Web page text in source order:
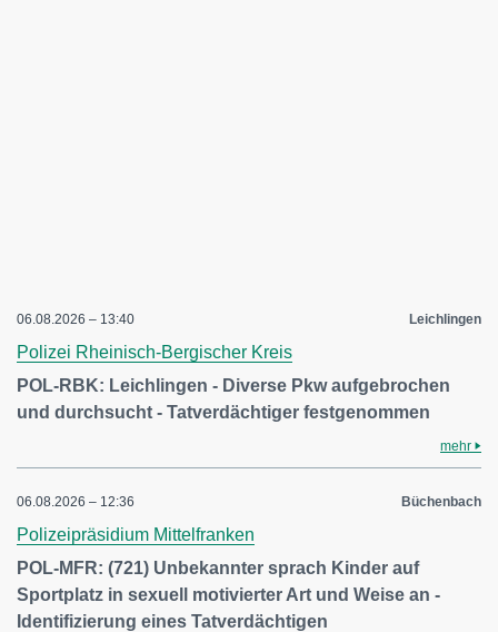
06.08.2026 – 13:40 Leichlingen
Polizei Rheinisch-Bergischer Kreis
POL-RBK: Leichlingen - Diverse Pkw aufgebrochen
und durchsucht - Tatverdächtiger festgenommen
mehr
06.08.2026 – 12:36 Büchenbach
Polizeipräsidium Mittelfranken
POL-MFR: (721) Unbekannter sprach Kinder auf
Sportplatz in sexuell motivierter Art und Weise an -
Identifizierung eines Tatverdächtigen